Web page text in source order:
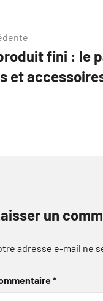
fini : le
et
un
adresse e-mail ne
*